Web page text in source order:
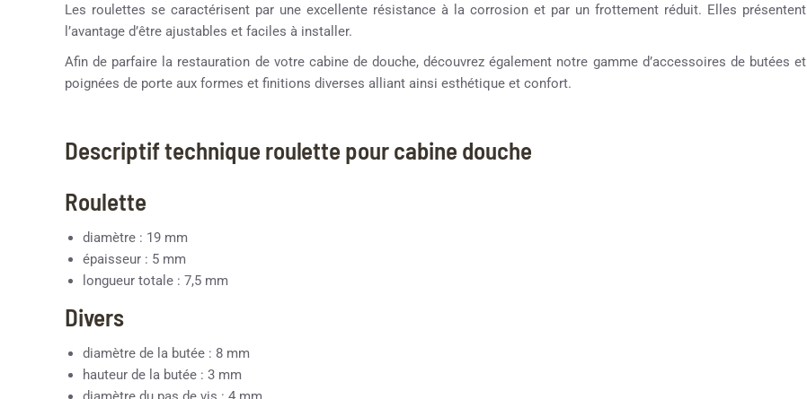
Les roulettes se caractérisent par une excellente résistance à la corrosion et par un frottement réduit. Elles présentent
l’avantage d’être ajustables et faciles à installer.
Afin de parfaire la restauration de votre cabine de douche, découvrez également notre gamme d’accessoires de butées et
poignées de porte aux formes et finitions diverses alliant ainsi esthétique et confort.
Descriptif technique roulette pour cabine douche
Roulette
diamètre : 19 mm
épaisseur : 5 mm
longueur totale : 7,5 mm
Divers
diamètre de la butée : 8 mm
hauteur de la butée : 3 mm